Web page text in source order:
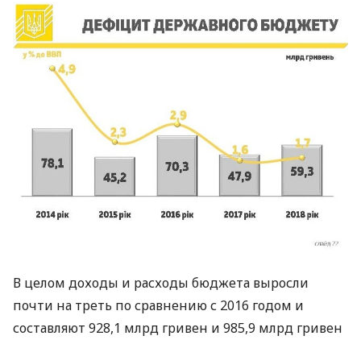
В целом доходы и расходы бюджета выросли
почти на треть по сравнению с 2016 годом и
составляют 928,1 млрд гривен и 985,9 млрд гривен